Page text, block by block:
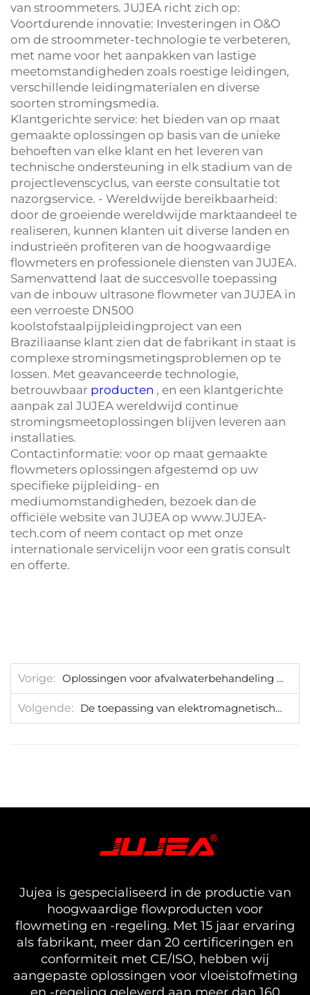
van stroommeters. JUJEA richt zich op:
Voortdurende innovatie: Investeringen in O&O
om de stroommeter-technologie te verbeteren,
met name voor het aanpakken van lastige
meetomstandigheden zoals roestige leidingen,
verschillende leidingmaterialen en diverse
soorten stromingsmedia.
Klantgerichte service: het bieden van op maat
gemaakte oplossingen op basis van de unieke
behoeften van elke klant en het leveren van
technische ondersteuning in elk stadium van de
projectlevenscyclus, van eerste consultatie tot
nazorgservice. - Wereldwijde bereikbaarheid:
door de groeiende wereldwijde marktaandeel te
realiseren, kunnen klanten uit diverse landen en
industrieën profiteren van de hoogwaardige
flowmeters en professionele diensten van JUJEA.
Samenvattend laat de succesvolle toepassing
van de inbouw ultrasone flowmeter van JUJEA in
een verroeste DN500
koolstofstaalpijpleidingproject van een
Braziliaanse klant zien dat de fabrikant in staat is
complexe stromingsmetingsproblemen op te
lossen. Met geavanceerde technologie,
betrouwbaar producten , en een klantgerichte
aanpak zal JUJEA wereldwijd continue
stromingsmeetoplossingen blijven leveren aan
installaties.
Contactinformatie: voor op maat gemaakte
flowmeters oplossingen afgestemd op uw
specifieke pijpleiding- en
mediumomstandigheden, bezoek dan de
officiële website van JUJEA op www.JUJEA-
tech.com of neem contact op met onze
internationale servicelijn voor een gratis consult
en offerte.
Vorige Oplossingen voor afvalwaterbehandeling voor bedrijf H in El Salvador
Volgende De toepassing van elektromagnetische debietmeters in zuiveringstations
Jujea is gespecialiseerd in de productie van
hoogwaardige flowproducten voor
flowmeting en -regeling. Met 15 jaar ervaring
als fabrikant, meer dan 20 certificeringen en
conformiteit met CE/ISO, hebben wij
aangepaste oplossingen voor vloeistofmeting
en -regeling geleverd aan meer dan 160